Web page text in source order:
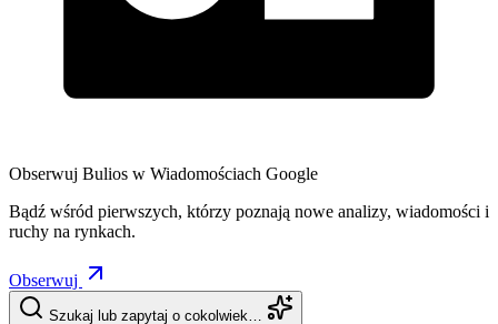
Obserwuj Bulios w Wiadomościach Google
Bądź wśród pierwszych, którzy poznają nowe analizy, wiadomości i
ruchy na rynkach.
Obserwuj
Szukaj lub zapytaj o cokolwiek…